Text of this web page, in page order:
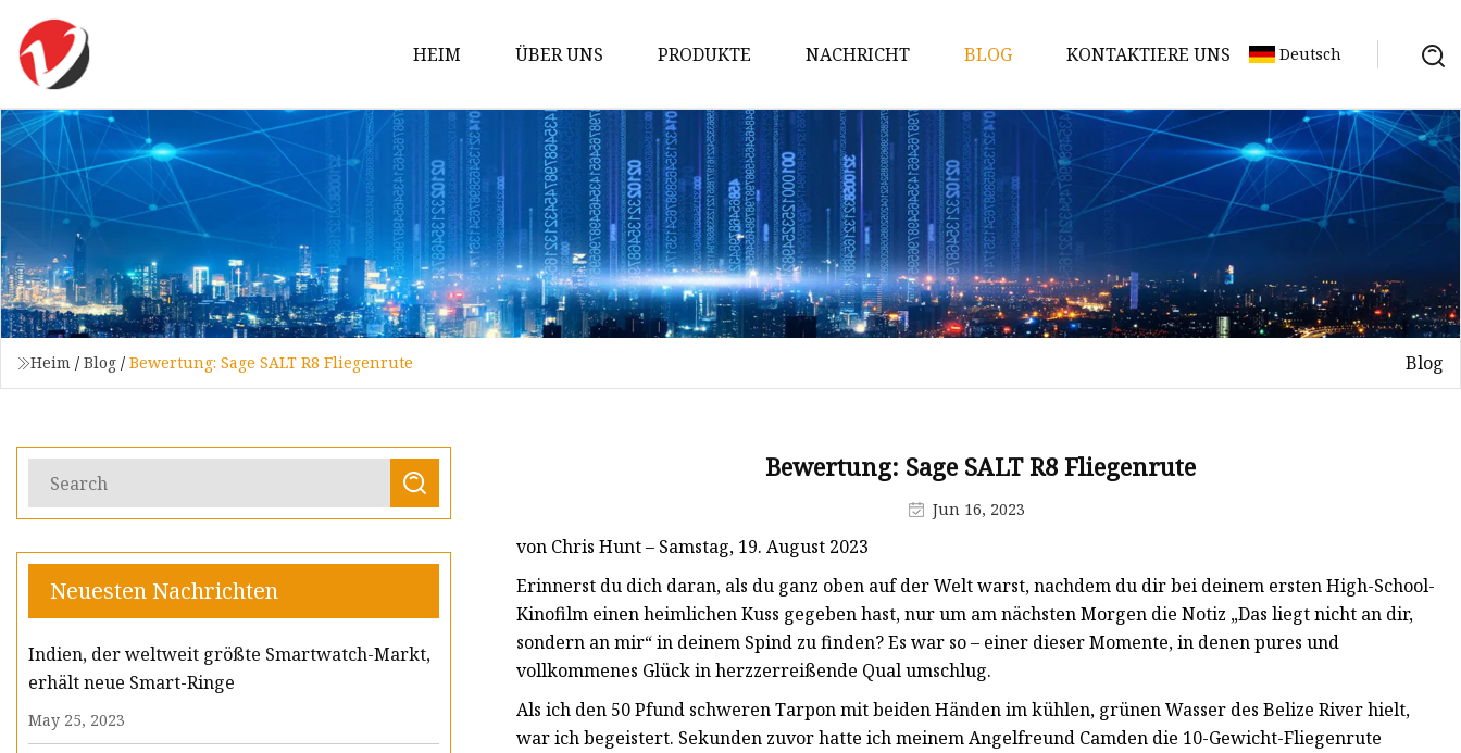
HEIM ÜBER UNS PRODUKTE
Hartmetallstab
Hartmetall-Matrizen
Hartmetalleinsätze
Hartmetall-Verschleißteile
Tipps für den Hartmetallabbau
Hartmetall-Schneidwerkzeuge
NACHRICHT BLOG KONTAKTIERE UNS Deutsch
Heim / Blog / Bewertung: Sage SALT R8 Fliegenrute Blog
Neuesten Nachrichten
Indien, der weltweit größte Smartwatch-Markt,
erhält neue Smart-Ringe
May 25, 2023
Bewertung: Sage SALT R8 Fliegenrute
Jun 16, 2023
von Chris Hunt – Samstag, 19. August 2023
Erinnerst du dich daran, als du ganz oben auf der Welt warst, nachdem du dir bei deinem ersten High-School-
Kinofilm einen heimlichen Kuss gegeben hast, nur um am nächsten Morgen die Notiz „Das liegt nicht an dir,
sondern an mir“ in deinem Spind zu finden? Es war so – einer dieser Momente, in denen pures und
vollkommenes Glück in herzzerreißende Qual umschlug.
Als ich den 50 Pfund schweren Tarpon mit beiden Händen im kühlen, grünen Wasser des Belize River hielt,
war ich begeistert. Sekunden zuvor hatte ich meinem Angelfreund Camden die 10-Gewicht-Fliegenrute